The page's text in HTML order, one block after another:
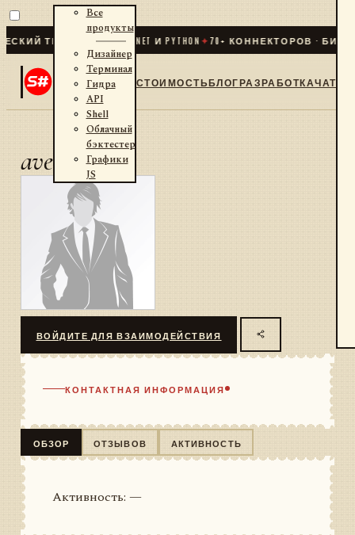
ТРЕЙДИНГ ДЛЯ .NET И PYTHON✦70+ КОННЕКТОРОВ ·
Все
продукты
Дизайнер
Терминал
Гидра
API
Shell
Облачный
бэктестер
Графики
JS
СТОИМОСТЬБЛОГРАЗРАБОТКАЧАТ
aver21
ВОЙДИТЕ ДЛЯ ВЗАИМОДЕЙСТВИЯ
КОНТАКТНАЯ ИНФОРМАЦИЯ
ОБЗОР ОТЗЫВОВ АКТИВНОСТЬ
Активность: —